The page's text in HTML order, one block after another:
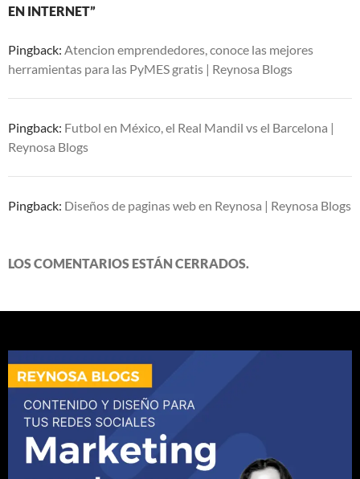
EN INTERNET”
Pingback: Atencion emprendedores, conoce las mejores
herramientas para las PyMES gratis | Reynosa Blogs
Pingback: Futbol en México, el Real Mandil vs el Barcelona |
Reynosa Blogs
Pingback: Diseños de paginas web en Reynosa | Reynosa Blogs
LOS COMENTARIOS ESTÁN CERRADOS.